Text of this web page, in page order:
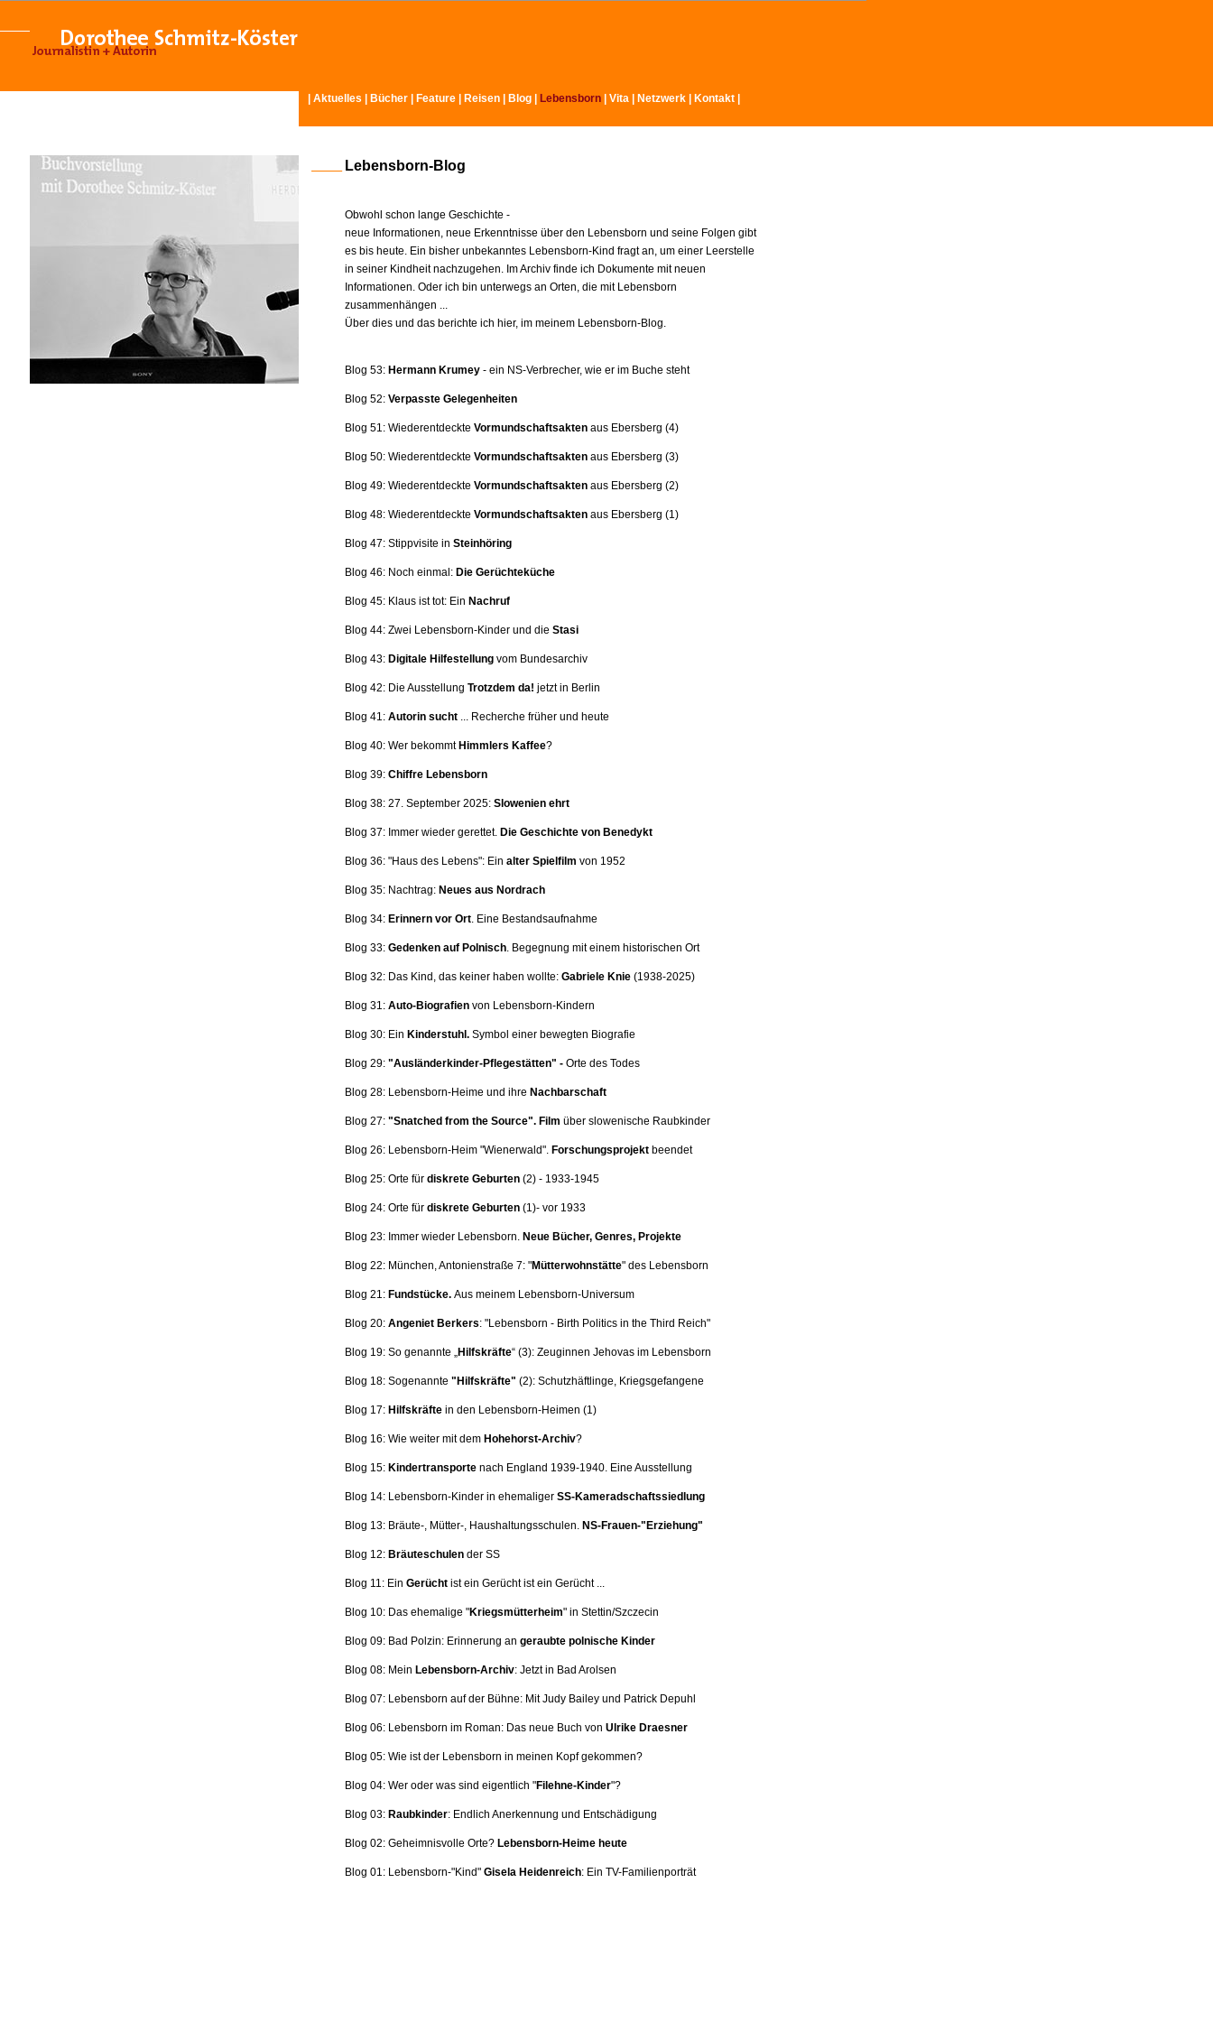
Aktuelles Bücher Feature Reisen Blog Lebensborn Vita Netzwerk Kontakt
Lebensborn-Blog
Obwohl schon lange Geschichte -
neue Informationen, neue Erkenntnisse über den Lebensborn und seine Folgen gibt
es bis heute. Ein bisher unbekanntes Lebensborn-Kind fragt an, um einer Leerstelle
in seiner Kindheit nachzugehen. Im Archiv finde ich Dokumente mit neuen
Informationen. Oder ich bin unterwegs an Orten, die mit Lebensborn
zusammenhängen ...
Über dies und das berichte ich hier, im meinem Lebensborn-Blog.
Blog 53: Hermann Krumey - ein NS-Verbrecher, wie er im Buche steht
Blog 52: Verpasste Gelegenheiten
Blog 51: Wiederentdeckte Vormundschaftsakten aus Ebersberg (4)
Blog 50: Wiederentdeckte Vormundschaftsakten aus Ebersberg (3)
Blog 49: Wiederentdeckte Vormundschaftsakten aus Ebersberg (2)
Blog 48: Wiederentdeckte Vormundschaftsakten aus Ebersberg (1)
Blog 47: Stippvisite in Steinhöring
Blog 46: Noch einmal: Die Gerüchteküche
Blog 45: Klaus ist tot: Ein Nachruf
Blog 44: Zwei Lebensborn-Kinder und die Stasi
Blog 43: Digitale Hilfestellung vom Bundesarchiv
Blog 42: Die Ausstellung Trotzdem da! jetzt in Berlin
Blog 41: Autorin sucht ... Recherche früher und heute
Blog 40: Wer bekommt Himmlers Kaffee?
Blog 39: Chiffre Lebensborn
Blog 38: 27. September 2025: Slowenien ehrt
Blog 37: Immer wieder gerettet. Die Geschichte von Benedykt
Blog 36: "Haus des Lebens": Ein alter Spielfilm von 1952
Blog 35: Nachtrag: Neues aus Nordrach
Blog 34: Erinnern vor Ort. Eine Bestandsaufnahme
Blog 33: Gedenken auf Polnisch. Begegnung mit einem historischen Ort
Blog 32: Das Kind, das keiner haben wollte: Gabriele Knie (1938-2025)
Blog 31: Auto-Biografien von Lebensborn-Kindern
Blog 30: Ein Kinderstuhl. Symbol einer bewegten Biografie
Blog 29: "Ausländerkinder-Pflegestätten" - Orte des Todes
Blog 28: Lebensborn-Heime und ihre Nachbarschaft
Blog 27: "Snatched from the Source". Film über slowenische Raubkinder
Blog 26: Lebensborn-Heim "Wienerwald". Forschungsprojekt beendet
Blog 25: Orte für diskrete Geburten (2) - 1933-1945
Blog 24: Orte für diskrete Geburten (1)- vor 1933
Blog 23: Immer wieder Lebensborn. Neue Bücher, Genres, Projekte
Blog 22: München, Antonienstraße 7: "Mütterwohnstätte" des Lebensborn
Blog 21: Fundstücke. Aus meinem Lebensborn-Universum
Blog 20: Angeniet Berkers: "Lebensborn - Birth Politics in the Third Reich"
Blog 19: So genannte „Hilfskräfte“ (3): Zeuginnen Jehovas im Lebensborn
Blog 18: Sogenannte "Hilfskräfte" (2): Schutzhäftlinge, Kriegsgefangene
Blog 17: Hilfskräfte in den Lebensborn-Heimen (1)
Blog 16: Wie weiter mit dem Hohehorst-Archiv?
Blog 15: Kindertransporte nach England 1939-1940. Eine Ausstellung
Blog 14: Lebensborn-Kinder in ehemaliger SS-Kameradschaftssiedlung
Blog 13: Bräute-, Mütter-, Haushaltungsschulen. NS-Frauen-"Erziehung"
Blog 12: Bräuteschulen der SS
Blog 11: Ein Gerücht ist ein Gerücht ist ein Gerücht ...
Blog 10: Das ehemalige "Kriegsmütterheim" in Stettin/Szczecin
Blog 09: Bad Polzin: Erinnerung an geraubte polnische Kinder
Blog 08: Mein Lebensborn-Archiv: Jetzt in Bad Arolsen
Blog 07: Lebensborn auf der Bühne: MitJudy Bailey und Patrick Depuhl
Blog 06: Lebensborn im Roman: Das neue Buch von Ulrike Draesner
Blog 05: Wie ist der Lebensborn in meinen Kopf gekommen?
Blog 04: Wer oder was sind eigentlich "Filehne-Kinder"?
Blog 03: Raubkinder: Endlich Anerkennung und Entschädigung
Blog 02: Geheimnisvolle Orte? Lebensborn-Heime heute
Blog 01: Lebensborn-"Kind" Gisela Heidenreich: Ein TV-Familienporträt